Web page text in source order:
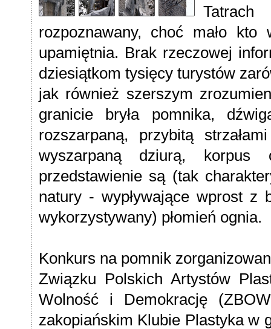
Tatrach
rozpoznawany, choć mało
upamiętnia. Brak rzeczowej
dziesiątkom tysięcy turystów
jak również szerszym
granicie bryła pomnika,
rozszarpaną, przybitą
wyszarpaną dziurą, korpus
przedstawienie są (tak
natury - wypływające wprost z
wykorzystywany) płomień ognia.
Konkurs na pomnik
Związku Polskich Artystów
Wolność i Demokrację
zakopiańskim Klubie Plastyka w